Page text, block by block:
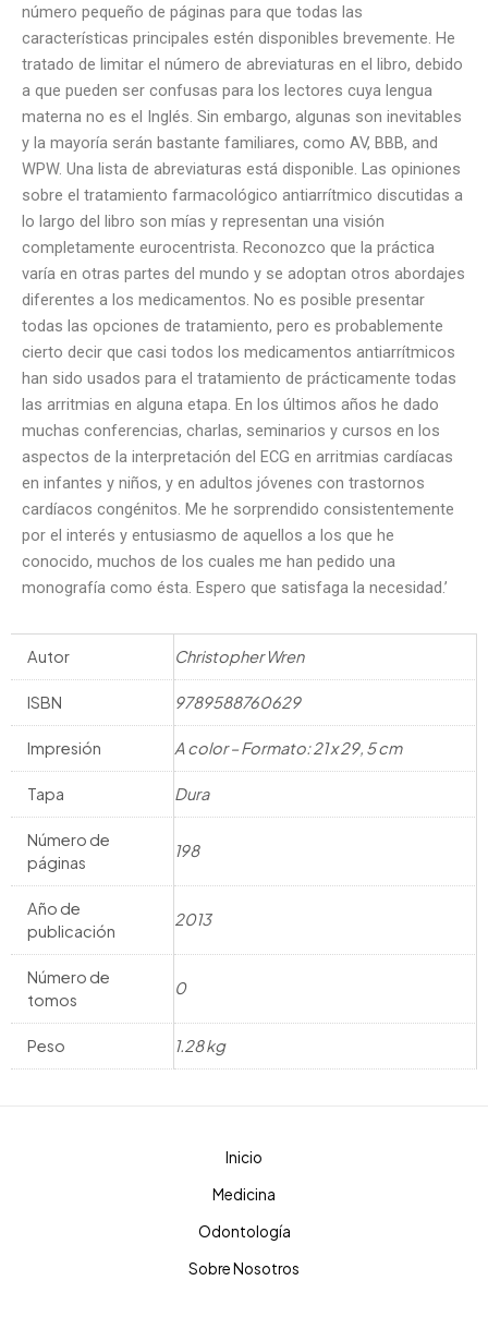
número pequeño de páginas para que todas las
características principales estén disponibles brevemente. He
tratado de limitar el número de abreviaturas en el libro, debido
a que pueden ser confusas para los lectores cuya lengua
materna no es el Inglés. Sin embargo, algunas son inevitables
y la mayoría serán bastante familiares, como AV, BBB, and
WPW. Una lista de abreviaturas está disponible. Las opiniones
sobre el tratamiento farmacológico antiarrítmico discutidas a
lo largo del libro son mías y representan una visión
completamente eurocentrista. Reconozco que la práctica
varía en otras partes del mundo y se adoptan otros abordajes
diferentes a los medicamentos. No es posible presentar
todas las opciones de tratamiento, pero es probablemente
cierto decir que casi todos los medicamentos antiarrítmicos
han sido usados para el tratamiento de prácticamente todas
las arritmias en alguna etapa. En los últimos años he dado
muchas conferencias, charlas, seminarios y cursos en los
aspectos de la interpretación del ECG en arritmias cardíacas
en infantes y niños, y en adultos jóvenes con trastornos
cardíacos congénitos. Me he sorprendido consistentemente
por el interés y entusiasmo de aquellos a los que he
conocido, muchos de los cuales me han pedido una
monografía como ésta. Espero que satisfaga la necesidad.’
Autor Christopher Wren
ISBN 9789588760629
Impresión A color – Formato: 21 x 29, 5 cm
Tapa Dura
Número de
páginas
198
Año de
publicación
2013
Número de
tomos
0
Peso 1.28 kg
Inicio
Medicina
Odontología
Sobre Nosotros